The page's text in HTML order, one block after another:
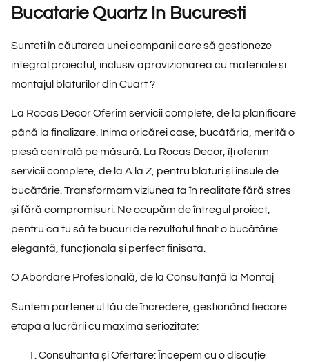
Bucatarie Quartz In Bucuresti
Sunteti în căutarea unei companii care să gestioneze
integral proiectul, inclusiv aprovizionarea cu materiale și
montajul blaturilor din Cuart ?
La Rocas Decor Oferim servicii complete, de la planificare
până la finalizare. Inima oricărei case, bucătăria, merită o
piesă centrală pe măsură. La Rocas Decor, îți oferim
servicii complete, de la A la Z , pentru blaturi și insule de
bucătărie. Transformam viziunea ta în realitate fără stres
și fără compromisuri. Ne ocupăm de întregul proiect,
pentru ca tu să te bucuri de rezultatul final: o bucătărie
elegantă, funcțională și perfect finisată.
O Abordare Profesională, de la Consultanță la Montaj
Suntem partenerul tău de încredere, gestionând fiecare
etapă a lucrării cu maximă seriozitate:
Consultanta și Ofertare: Începem cu o discuție